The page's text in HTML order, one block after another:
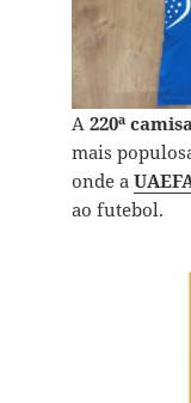
A 220ª
mais
onde a
ao futebol.